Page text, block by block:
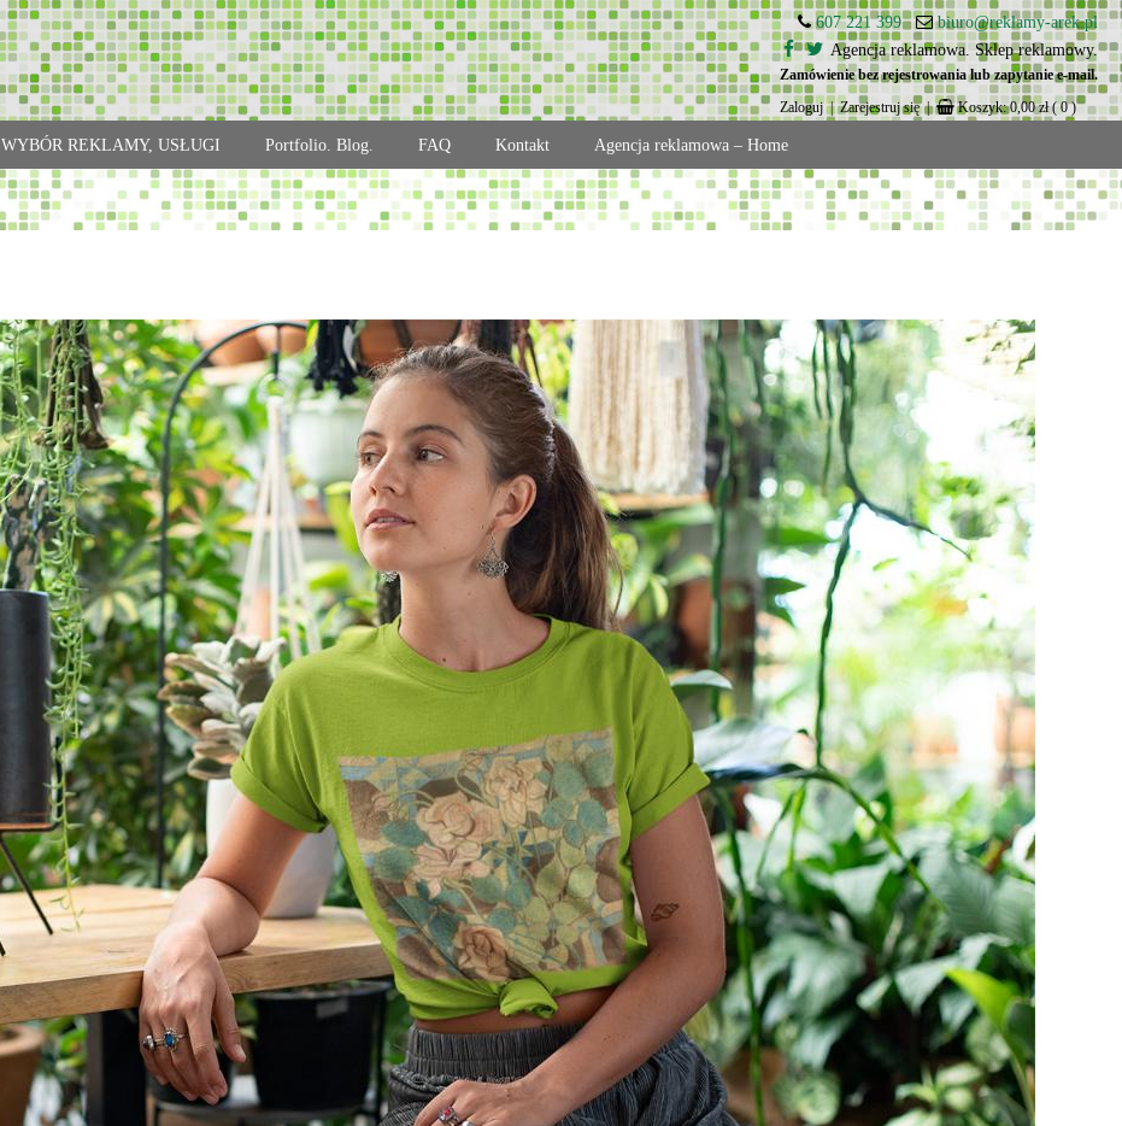
607 221 399
biuro@reklamy-arek.pl
Agencja reklamowa. Sklep reklamowy.
Zamówienie bez rejestrowania lub zapytanie e-mail.
Zaloguj | Zarejestruj się | Koszyk:0,00zł ( 0 )
WYBÓR REKLAMY, USŁUGI Portfolio. Blog. FAQ Kontakt Agencja reklamowa – Home